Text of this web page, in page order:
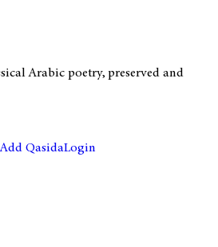
Arabic poetry, preserved and
Add QasidaLogin